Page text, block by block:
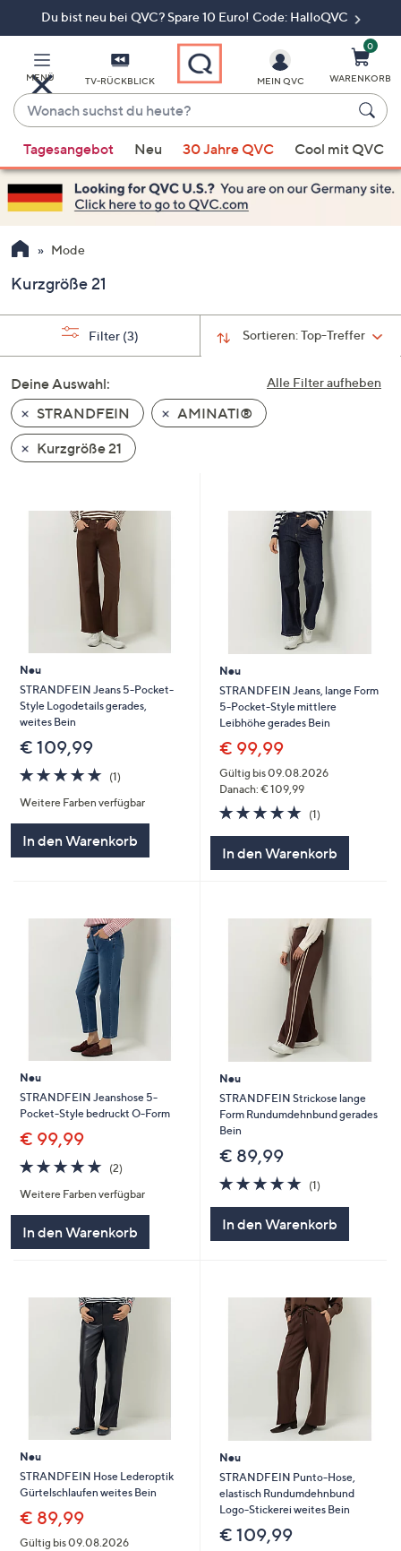
Du bist neu bei QVC? Spare 10 Euro! Code: HalloQVC
MENÜ TV-RÜCKBLICK
Wonach
suchst
du
heute?
Vorschläge
verfügbar
sind,
verwenden
Sie
Pfeiltasten
nach
und
nach
unten
oder
wischen
Sie
diese
anzuzeigen.
MEIN QVC
0
WARENKORB
Tagesangebot Neu 30 Jahre QVC Cool mit QVC
Mode
Kurzgröße 21
Sortieren:Top-Treffer
Filter (3)
Alle Filter aufheben
Deine Auswahl:
STRANDFEIN
AMINATI®
Kurzgröße 21
Neu
STRANDFEIN Jeans 5-Pocket-
Style Logodetails gerades,
weites Bein
€ 109,99
5.0
von
5
(1)1
Weitere Farben verfügbar
In den Warenkorb
Neu
STRANDFEIN Jeans, lange Form
5-Pocket-Style mittlere
Leibhöhe gerades Bein
€ 99,99
Gültig bis 09.08.2026
Danach: € 109,99
5.0
von
(1)1
In den Warenkorb
Neu
STRANDFEIN Jeanshose 5-
Pocket-Style bedruckt O-Form
€ 99,99
5.0
von
5
(2)2
Weitere Farben verfügbar
In den Warenkorb
Neu
STRANDFEIN Strickose lange
Form Rundumdehnbund gerades
Bein
€ 89,99
5.0
von
(1)1
In den Warenkorb
Neu
STRANDFEIN Hose Lederoptik
Gürtelschlaufen weites Bein
€ 89,99
Gültig bis 09.08.2026
Neu
STRANDFEIN Punto-Hose,
elastisch Rundumdehnbund
Logo-Stickerei weites Bein
€ 109,99